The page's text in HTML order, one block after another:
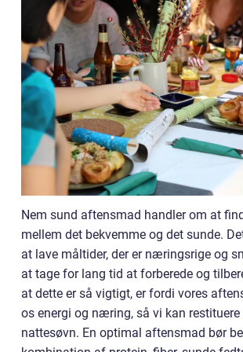
Nem sund aftensmad handler om at
mellem det bekvemme og det sunde.
at lave måltider, der er næringsrige og
at tage for lang tid at forberede og
at dette er så vigtigt, er fordi vores
os energi og næring, så vi kan restituere
nattesøvn. En optimal aftensmad bør